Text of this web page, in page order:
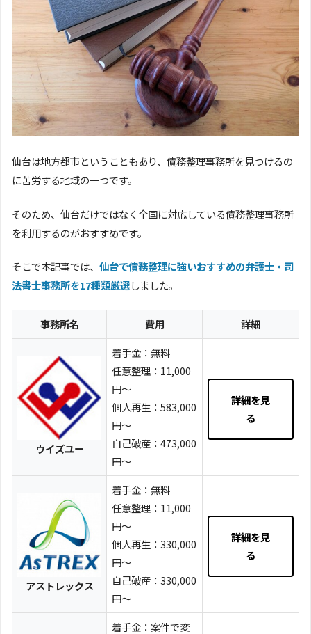
仙台は地方都市ということもあり、債務整理事務所を見つけるの
に苦労する地域の一つです。
そのため、仙台だけではなく全国に対応している債務整理事務所
を利用するのがおすすめです。
そこで本記事では、 仙台で債務整理に強いおすすめの弁護士・司
法書士事務所を17種類厳選しました。
事務所名 費用 詳細
ウイズユー
着手金：無料
任意整理：11,000
円～
個人再生：583,000
円～
自己破産：473,000
円～
詳細を見
る
アストレックス
着手金：無料
任意整理：11,000
円～
個人再生：330,000
円～
自己破産：330,000
円～
詳細を見
る
着手金：案件で変